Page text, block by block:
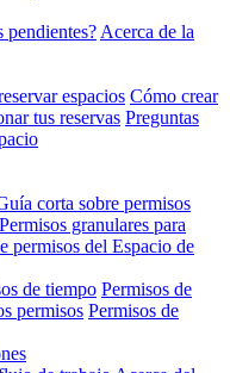
pendientes? Acerca de la
espacios Cómo crear
tus reservas Preguntas
corta sobre permisos
Permisos granulares para
permisos del Espacio de
de tiempo Permisos de
permisos Permisos de